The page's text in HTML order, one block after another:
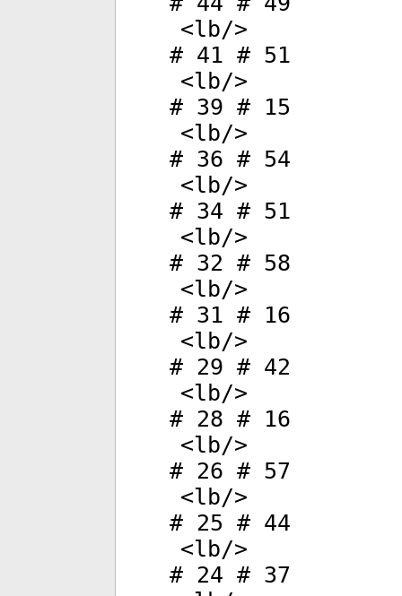
<lb/>
# 41 # 51
<lb/>
# 39 # 15
<lb/>
# 36 # 54
<lb/>
# 34 # 51
<lb/>
# 32 # 58
<lb/>
# 31 # 16
<lb/>
# 29 # 42
<lb/>
# 28 # 16
<lb/>
# 26 # 57
<lb/>
# 25 # 44
<lb/>
# 24 # 37